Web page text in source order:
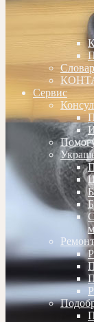
Сервис